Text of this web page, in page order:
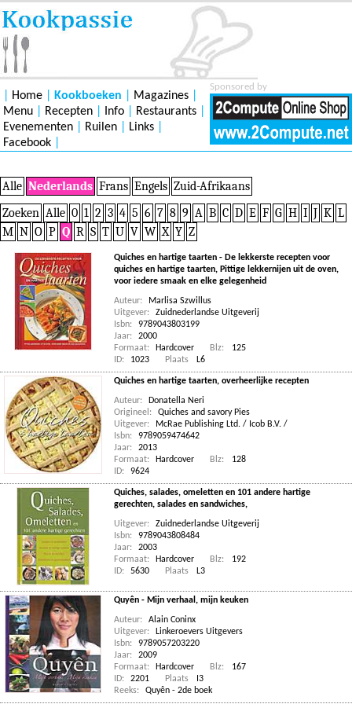
Sponsored by
Home Kookboeken Magazines
Menu
Recepten Info Restaurants
Evenementen
Ruilen Links
Facebook
Alle Nederlands Frans Engels Zuid-Afrikaans
Zoeken Alle 0 1 2 3 4 5 6 7 8 9 A B C D E F G H I J K L
M N O P Q R S T U V W X Y Z
Quiches en hartige taarten - De lekkerste recepten voor
quiches en hartige taarten, Pittige lekkernijen uit de oven,
voor iedere smaak en elke gelegenheid
Auteur:
Marlisa Szwillus
Uitgever:
Zuidnederlandse Uitgeverij
Isbn:
9789043803199
Jaar:
2000
Formaat:
Hardcover Blz:
125
ID:
1023 Plaats L6
Quiches en hartige taarten, overheerlijke recepten
Auteur:
Donatella Neri
Origineel:
Quiches and savory Pies
Uitgever:
McRae Publishing Ltd. / Icob B.V. /
Isbn:
9789059474642
Jaar:
2013
Formaat:
Hardcover Blz:
128
ID:
9624
Quiches, salades, omeletten en 101 andere hartige
gerechten, salades en sandwiches,
Uitgever:
Zuidnederlandse Uitgeverij
Isbn:
9789043808484
Jaar:
2003
Formaat:
Hardcover Blz:
192
ID:
5630 Plaats L3
Quyên - Mijn verhaal, mijn keuken
Auteur:
Alain Coninx
Uitgever:
Linkeroevers Uitgevers
Isbn:
9789057203220
Jaar:
2009
Formaat:
Hardcover Blz:
167
ID:
2201 Plaats
I3
Reeks:
Quyên - 2de boek